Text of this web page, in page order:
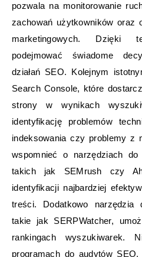
pozwala na monitorowanie
zachowań użytkowników oraz
marketingowych. Dzięki
podejmować świadome
działań SEO. Kolejnym
Search Console, które
strony w wynikach
identyfikację problemów
indeksowania czy problemy z
wspomnieć o narzędziach do
takich jak SEMrush czy
identyfikacji najbardziej
treści. Dodatkowo narzędzia
takie jak SERPWatcher,
rankingach wyszukiwarek.
programach do audytów